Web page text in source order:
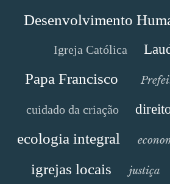
Desenvolvimento
Igreja Católica
Papa Francisco
cuidado da criação
ecologia integral
igrejas locais justiça